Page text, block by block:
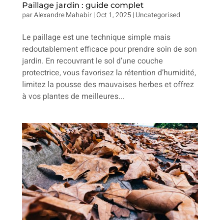
Paillage jardin : guide complet
parAlexandre Mahabir|Oct 1, 2025|Uncategorised
Le paillage est une technique simple mais
redoutablement efficace pour prendre soin de son
jardin. En recouvrant le sol d’une couche
protectrice, vous favorisez la rétention d’humidité,
limitez la pousse des mauvaises herbes et offrez
à vos plantes de meilleures...